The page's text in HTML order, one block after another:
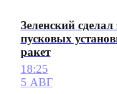
Зеленский сделал
пусковых
ракет
18:25
5 АВГ